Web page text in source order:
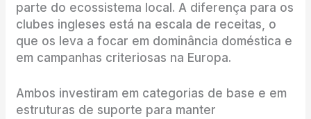
parte do ecossistema local. A diferença para os
clubes ingleses está na escala de receitas, o
que os leva a focar em dominância doméstica e
em campanhas criteriosas na Europa.
Ambos investiram em categorias de base e em
estruturas de suporte para manter